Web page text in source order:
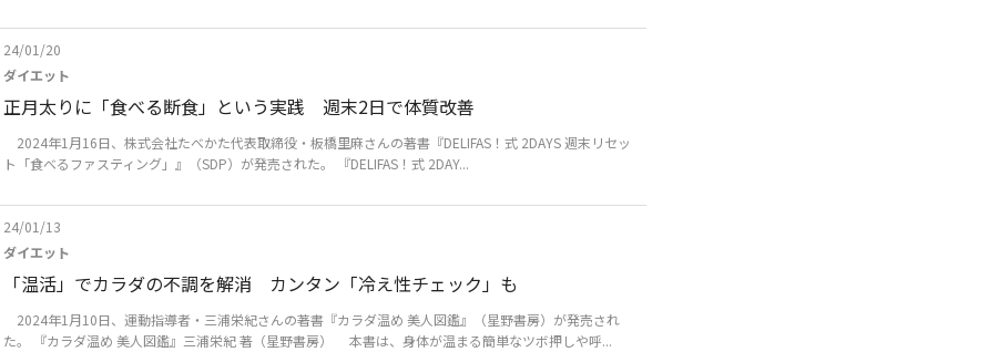
24/01/20
ダイエット
正月太りに「食べる断食」という実践 週末2日で体質改善
2024年1月16日、株式会社たべかた代表取締役・板橋里麻さんの著書『DELIFAS！式 2DAYS 週末リセッ
ト「食べるファスティング」』（SDP）が発売された。 『DELIFAS！式 2DAY...
24/01/13
ダイエット
「温活」でカラダの不調を解消 カンタン「冷え性チェック」も
2024年1月10日、運動指導者・三浦栄紀さんの著書『カラダ温め 美人図鑑』（星野書房）が発売され
た。 『カラダ温め 美人図鑑』三浦栄紀 著（星野書房） 本書は、身体が温まる簡単なツボ押しや呼...